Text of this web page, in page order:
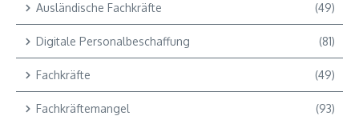
Ausländische Fachkräfte (49)
Digitale Personalbeschaffung (81)
Fachkräfte (49)
Fachkräftemangel (93)